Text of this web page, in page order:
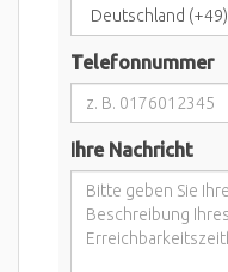
Telefonnummer
Ihre Nachricht